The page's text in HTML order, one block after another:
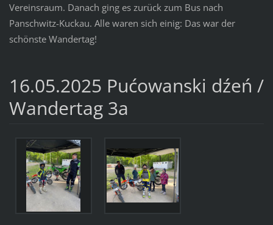
Vereinsraum. Danach ging es zurück zum Bus nach
Panschwitz-Kuckau. Alle waren sich einig: Das war der
schönste Wandertag!
16.05.2025 Pućowanski dźeń /
Wandertag 3a